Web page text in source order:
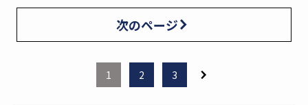
次のページ
1 2 3